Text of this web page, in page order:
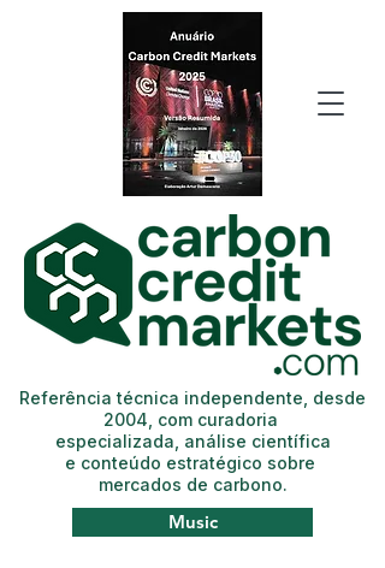
Music
Referência técnica independente, desde
2004, com curadoria
especializada, análise científica
e conteúdo estratégico sobre
mercados de carbono.